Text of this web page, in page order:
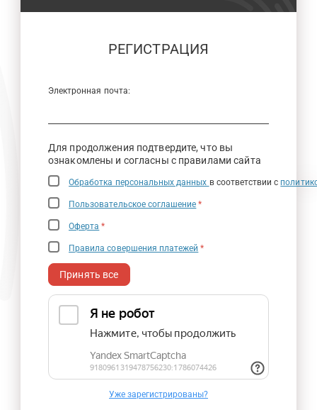
РЕГИСТРАЦИЯ
Электронная почта:
Для продолжения подтвердите, что вы
ознакомлены и согласны с правилами сайта
Обработка персональных данных в соответствии с
Пользовательское соглашение *
Оферта *
Правила совершения платежей *
Принять все
Уже зарегистрированы?